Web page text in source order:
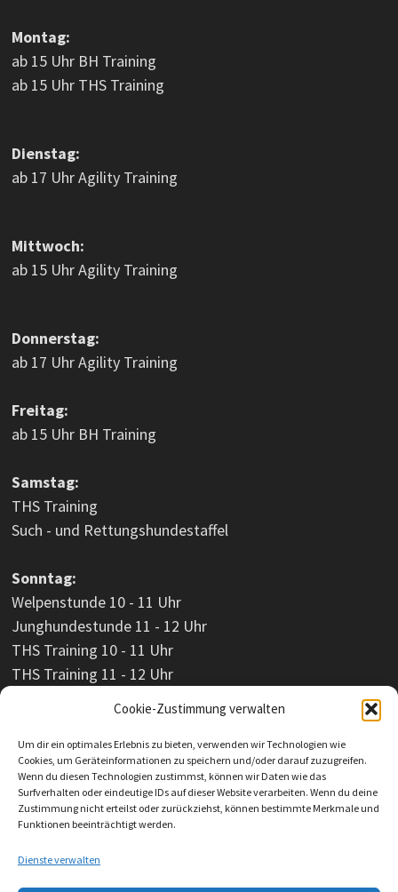
Cookie-Zustimmung verwalten
Um dir ein optimales Erlebnis zu bieten, verwenden wir Technologien wie
Cookies, um Geräteinformationen zu speichern und/oder darauf zuzugreifen.
Wenn du diesen Technologien zustimmst, können wir Daten wie das
Surfverhalten oder eindeutige IDs auf dieser Website verarbeiten. Wenn du deine
Zustimmung nicht erteilst oder zurückziehst, können bestimmte Merkmale und
Funktionen beeinträchtigt werden.
Dienste verwalten
Montag:
ab 15 Uhr BH Training
ab 15 Uhr THS Training
Dienstag:
ab 17 Uhr Agility Training
Mittwoch:
ab 15 Uhr Agility Training
Donnerstag:
ab 17 Uhr Agility Training
Freitag:
ab 15 Uhr BH Training
Samstag:
THS Training
Such - und Rettungshundestaffel
Sonntag:
Welpenstunde 10 - 11 Uhr
Junghundestunde 11 - 12 Uhr
THS Training 10 - 11 Uhr
THS Training 11 - 12 Uhr